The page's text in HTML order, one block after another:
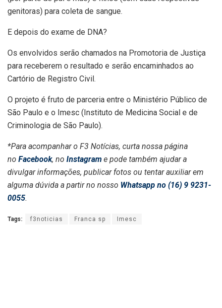
genitoras) para coleta de sangue.
E depois do exame de DNA?
Os envolvidos serão chamados na Promotoria de Justiça
para receberem o resultado e serão encaminhados ao
Cartório de Registro Civil.
O projeto é fruto de parceria entre o Ministério Público de
São Paulo e o Imesc (Instituto de Medicina Social e de
Criminologia de São Paulo).
*Para acompanhar o F3 Notícias, curta nossa página
no Facebook, no Instagram e pode também ajudar a
divulgar informações, publicar fotos ou tentar auxiliar em
alguma dúvida a partir no nosso Whatsapp no (16) 9 9231-
0055.
Tags: f3noticias Franca sp Imesc